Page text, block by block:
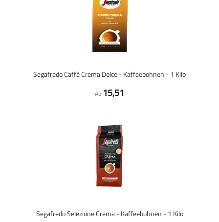
Segafredo Caffè Crema Dolce - Kaffeebohnen - 1 Kilo
Ab 15,51
Segafredo Selezione Crema - Kaffeebohnen - 1 Kilo